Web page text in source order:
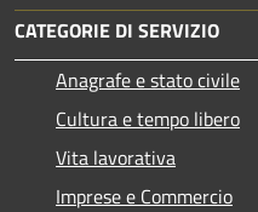
CATEGORIE DI SERVIZIO
Anagrafe e stato civile
Cultura e tempo libero
Vita lavorativa
Imprese e Commercio